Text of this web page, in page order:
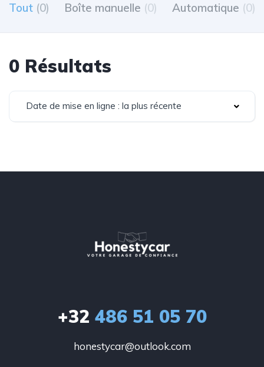
Tout (0) Boîte manuelle (0) Automatique (0)
0 Résultats
Date de mise en ligne : la plus récente
+32 486 51 05 70
honestycar@outlook.com